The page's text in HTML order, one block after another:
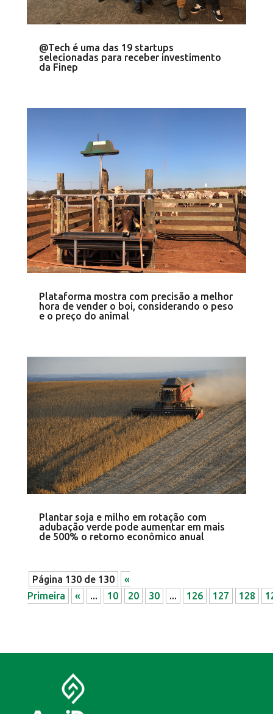
@Tech é uma das 19 startups
selecionadas para receber investimento
da Finep
Plataforma mostra com precisão a melhor
hora de vender o boi, considerando o peso
e o preço do animal
Plantar soja e milho em rotação com
adubação verde pode aumentar em mais
de 500% o retorno econômico anual
Página 130 de 130
«
Primeira
« ... 10 20 30 ... 126 127 128